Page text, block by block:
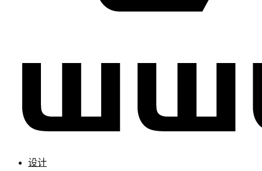
设计